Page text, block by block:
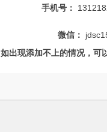
手机号：
微信：
如出现添加不上的情况，可